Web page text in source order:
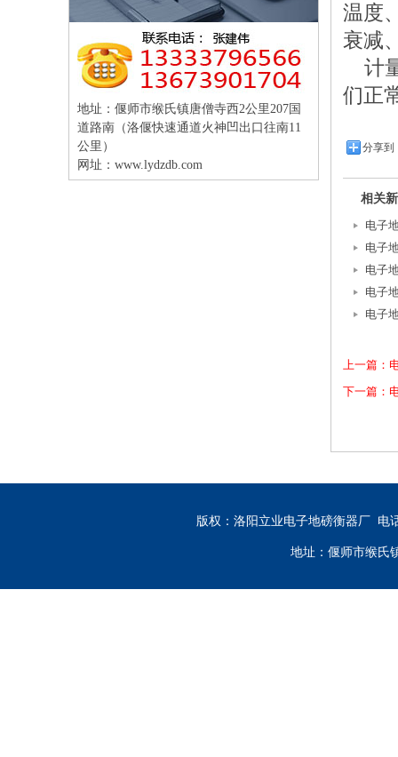
地址：偃师市缑氏镇唐僧寺西2公里207国
道路南（洛偃快速通道火神凹出口往南11
公里）
网址： www.lydzdb.com
温度
衰减
计
们正
分享到
相关
电子
电子
电子
电子
电子
上一篇：
下一篇：
版权：洛阳立业电子地磅衡器厂 电
地址：偃师市缑氏